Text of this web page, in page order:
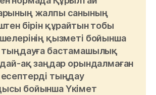
жалпы санының
бірін құрайтын тобы
қызметі бойынша
тыңдауға бастамашылық
ақ заңдар орындалмаған
тыңдау
бойынша Үкімет